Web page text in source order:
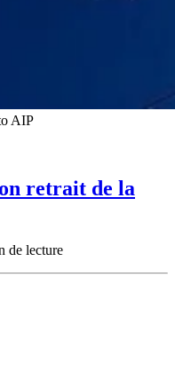
AIP
retrait de la
de lecture